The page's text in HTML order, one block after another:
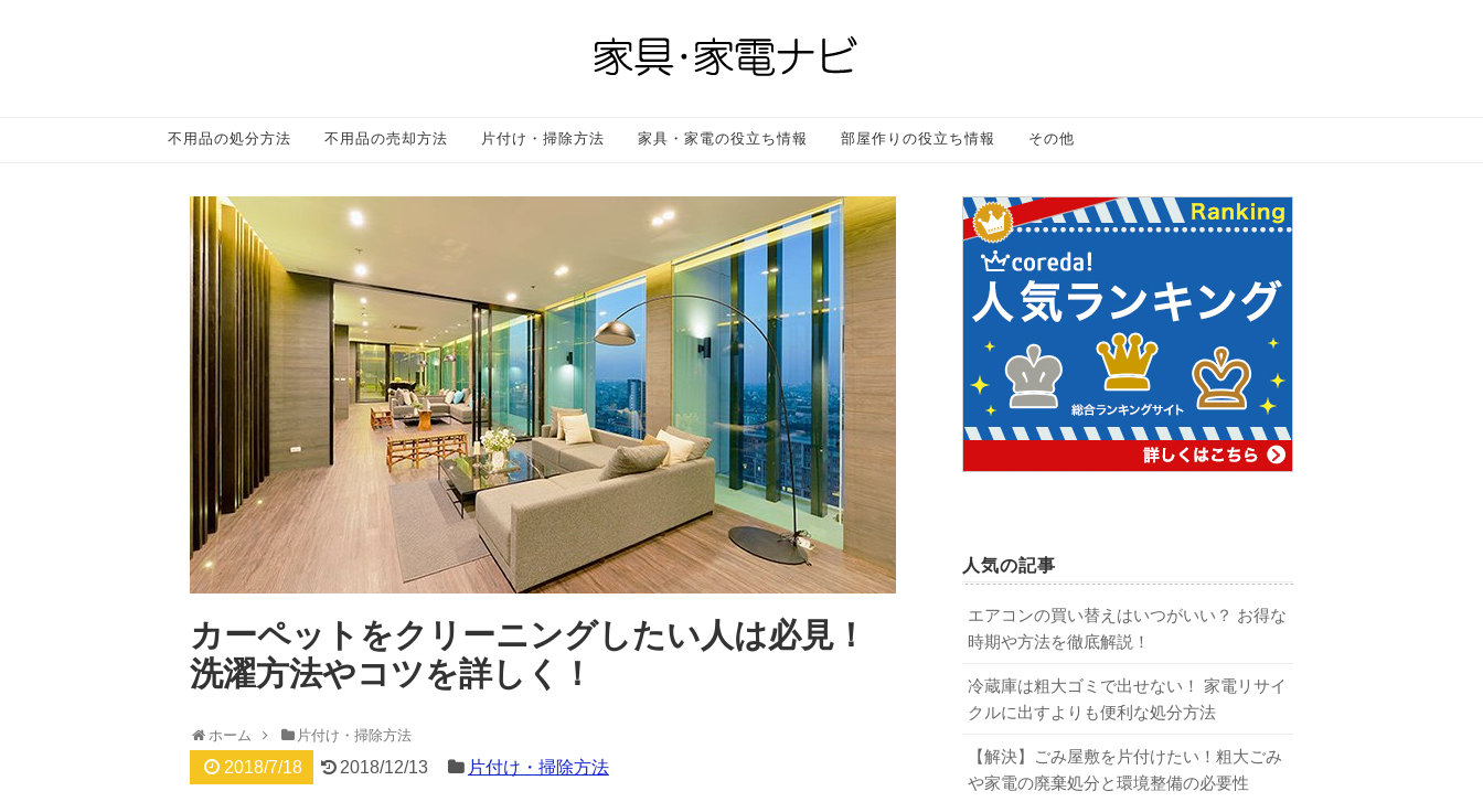
不用品の処分方法 不用品の売却方法 片付け・掃除方法 家具・家電の役立ち情報 部屋作りの役立ち情報 その他
カーペットをクリーニングしたい人は必見！
洗濯方法やコツを詳しく！
ホーム 片付け・掃除方法
2018/7/18 2018/12/13 片付け・掃除方法
人気の記事
エアコンの買い替えはいつがいい？ お得な
時期や方法を徹底解説！
冷蔵庫は粗大ゴミで出せない！ 家電リサイ
クルに出すよりも便利な処分方法
【解決】ごみ屋敷を片付けたい！粗大ごみ
や家電の廃棄処分と環境整備の必要性